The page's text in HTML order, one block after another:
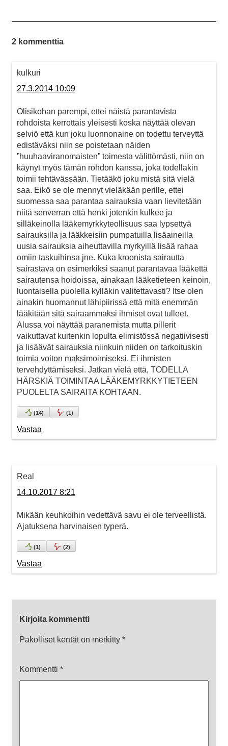
2 kommenttia
kulkuri
27.3.2014 10:09
Olisikohan parempi, ettei näistä parantavista
rohdoista kerrottais yleisesti koska näyttää olevan
selviö että kun joku luonnonaine on todettu terveyttä
edistäväksi niin se poistetaan näiden
”huuhaaviranomaisten” toimesta välittömästi, niin on
käynyt myös tämän rohdon kanssa, joka todellakin
toimii tehtävässään. Tietääkö joku mistä sitä vielä
saa. Eikö se ole mennyt vieläkään perille, ettei
suomessa saa parantaa sairauksia vaan lievitetään
niitä senverran että henki jotenkin kulkee ja
silläkeinolla lääkemyrkkyteollisuus saa lypsettyä
sairauksilla ja lääkkeisiin pumpatuilla lisäaineilla
uusia sairauksia aiheuttavilla myrkyillä lisää rahaa
omiin taskuihinsa jne. Kuka kroonista sairautta
sairastava on esimerkiksi saanut parantavaa lääkettä
sairautensa hoidoissa, ainakaan lääketieteen keinoin,
luontaisella puolella kylläkin valitettavasti? Itse olen
ainakin huomannut lähipiirissä että mitä enemmän
lääkitään sitä sairaammaksi ihmiset ovat tulleet.
Alussa voi näyttää paranemista mutta pillerit
vaikuttavat kuitenkin lopulta elimistössä negatiivisesti
ja lisäävät sairauksia niinkuin niiden on tarkoituskin
toimia voiton maksimoimiseksi. Ei ihmisten
tervehdyttämiseksi. Jatkan vielä että, TODELLA
HÄRSKIÄ TOIMINTAA LÄÄKEMYRKKYTIETEEN
PUOLELTA SAIRAITA KOHTAAN.
(14) (1)
Vastaa
Real
14.10.2017 8:21
Mikään keuhkoihin vedettävä savu ei ole terveellistä.
Ajatuksena harvinaisen typerä.
(1) (2)
Vastaa
Kirjoita kommentti
Pakolliset kentät on merkitty *
Kommentti *